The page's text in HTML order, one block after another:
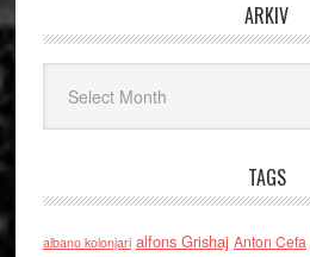
ARKIV
TAGS
albano kolonjari alfons Grishaj Anton Cefa